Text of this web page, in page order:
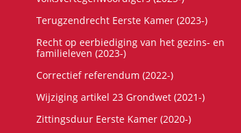
Terugzendrecht Eerste Kamer (2023-)
Recht op eerbiediging van het gezins- en
familieleven (2023-)
Correctief referendum (2022-)
Wijziging artikel 23 Grondwet (2021-)
Zittingsduur Eerste Kamer (2020-)